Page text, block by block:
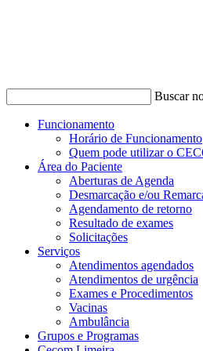
Buscar
Funcionamento
Horário de Funcionamento
Quem pode utilizar o
Área do Paciente
Aberturas de Agenda
Desmarcação e/ou
Agendamento de retorno
Resultado de exames
Solicitações
Serviços
Atendimentos agendados
Atendimentos de urgência
Exames e Procedimentos
Vacinas
Ambulância
Grupos e Programas